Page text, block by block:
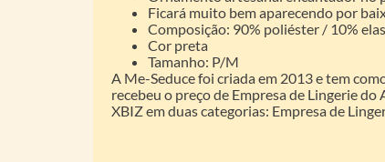
Ficará muito bem aparecendo por
Composição: 90% poliéster / 10%
Cor preta
Tamanho: P/M
A Me-Seduce foi criada em 2013 e tem
recebeu o preço de Empresa de Lingerie
XBIZ em duas categorias: Empresa de